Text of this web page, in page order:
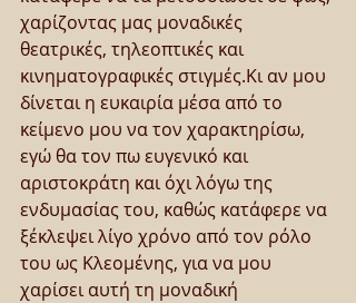
χαρίζοντας μας μοναδικές
θεατρικές, τηλεοπτικές και
κινηματογραφικές στιγμές.Κι αν μου
δίνεται η ευκαιρία μέσα από το
κείμενο μου να τον χαρακτηρίσω,
εγώ θα τον πω ευγενικό και
αριστοκράτη και όχι λόγω της
ενδυμασίας του, καθώς κατάφερε να
ξέκλεψει λίγο χρόνο από τον ρόλο
του ως Κλεομένης, για να μου
χαρίσει αυτή τη μοναδική